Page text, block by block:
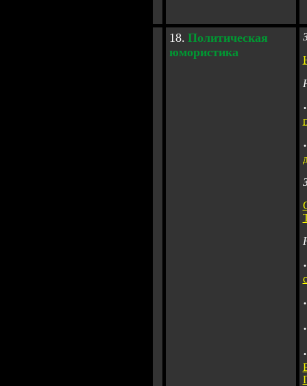
18. Политическая
юмористика
·
·
·
·
·